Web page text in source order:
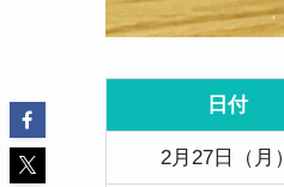
日付
2月27日（月）